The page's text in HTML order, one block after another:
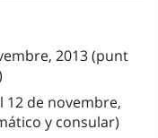
2013 (punt
12 de novembre,
y consular)